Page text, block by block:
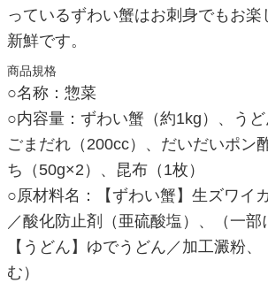
っているずわい蟹はお刺身でもお楽
新鮮です。
商品規格
○名称：惣菜
○内容量：ずわい蟹（約1kg）、うど
ごまだれ（200cc）、だいだいポン
ち（50g×2）、昆布（1枚）
○原材料名：【ずわい蟹】生ズワイ
／酸化防止剤（亜硫酸塩）、（一部
【うどん】ゆでうどん／加工澱粉
む）